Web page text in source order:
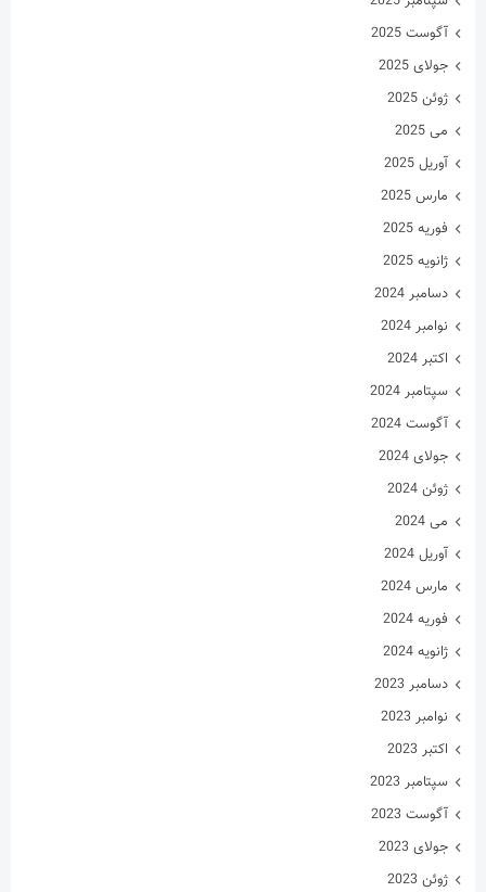
آوریل 2025
مارس 2025
فوریه 2025
ژانویه 2025
دسامبر 2024
نوامبر 2024
اکتبر 2024
سپتامبر 2024
آگوست 2024
جولای 2024
ژوئن 2024
آوریل 2024
مارس 2024
فوریه 2024
ژانویه 2024
دسامبر 2023
نوامبر 2023
اکتبر 2023
سپتامبر 2023
آگوست 2023
جولای 2023
ژوئن 2023
آوریل 2023
مارس 2023
فوریه 2023